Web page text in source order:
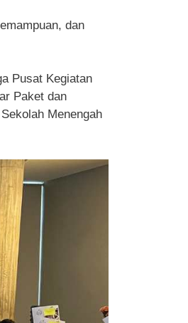
dan
Pusat Kegiatan
Paket dan
Menengah